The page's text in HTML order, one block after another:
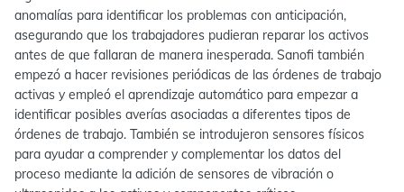
anomalías para identificar los problemas con anticipación,
asegurando que los trabajadores pudieran reparar los activos
antes de que fallaran de manera inesperada. Sanofi también
empezó a hacer revisiones periódicas de las órdenes de trabajo
activas y empleó el aprendizaje automático para empezar a
identificar posibles averías asociadas a diferentes tipos de
órdenes de trabajo. También se introdujeron sensores físicos
para ayudar a comprender y complementar los datos del
proceso mediante la adición de sensores de vibración o